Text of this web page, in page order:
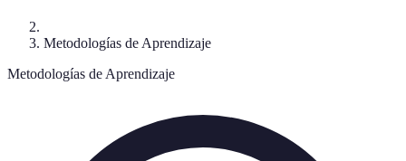
Metodologías de Aprendizaje
Metodologías de Aprendizaje